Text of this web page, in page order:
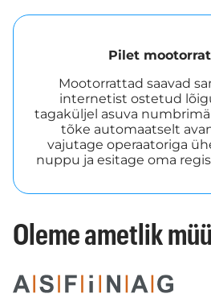
Pilet
Mootorrattad saavad
internetist ostetud
tagaküljel asuva
tõke automaatselt
vajutage operaatoriga
nuppu ja esitage oma
Oleme ametlik